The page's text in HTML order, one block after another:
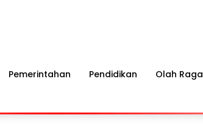
Pemerintahan Pendidikan Olah Raga